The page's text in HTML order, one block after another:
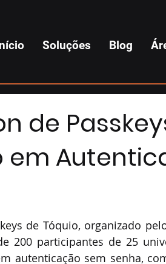
Soluções Blog
de
em
de Tóquio, organizado
200 participantes de 25
autenticação sem senha,